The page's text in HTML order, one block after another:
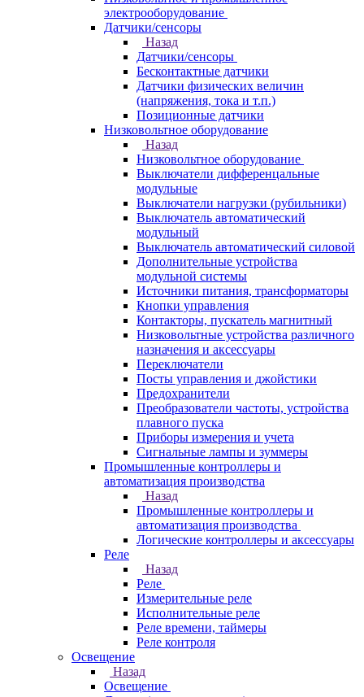
электрооборудование
Датчики/сенсоры
Назад
Датчики/сенсоры
Бесконтактные датчики
Датчики физических величин
(напряжения, тока и т.п.)
Позиционные датчики
Низковольтное оборудование
Назад
Низковольтное оборудование
Выключатели дифференцальные
модульные
Выключатели нагрузки (рубильники)
Выключатель автоматический
модульный
Выключатель автоматический силовой
Дополнительные устройства
модульной системы
Источники питания, трансформаторы
Кнопки управления
Контакторы, пускатель магнитный
Низковольтные устройства различного
назначения и аксессуары
Переключатели
Посты управления и джойстики
Предохранители
Преобразователи частоты, устройства
плавного пуска
Приборы измерения и учета
Сигнальные лампы и зуммеры
Промышленные контроллеры и
автоматизация производства
Назад
Промышленные контроллеры и
автоматизация производства
Логические контроллеры и аксессуары
Реле
Назад
Реле
Измерительные реле
Исполнительные реле
Реле времени, таймеры
Реле контроля
Освещение
Назад
Освещение